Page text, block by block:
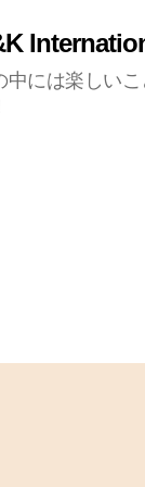
中には楽しい